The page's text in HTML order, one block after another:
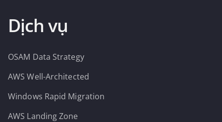
Dịch vụ
OSAM Data Strategy
AWS Well-Architected
Windows Rapid Migration
AWS Landing Zone